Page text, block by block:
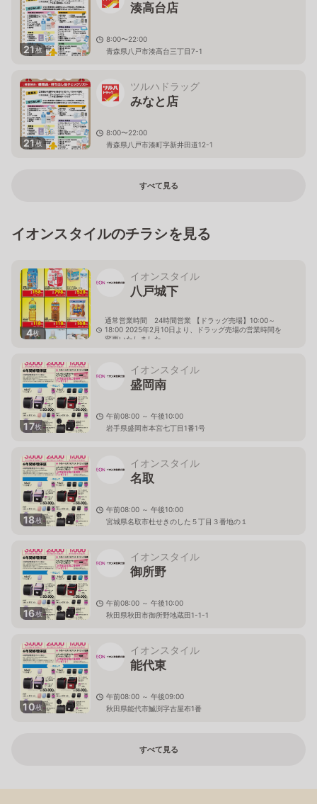
21枚
湊高台店
8:00〜22:00
青森県八戸市湊高台三丁目7-1
21枚
ツルハドラッグ
みなと店
8:00〜22:00
青森県八戸市湊町字新井田道12-1
すべて見る
イオンスタイルのチラシを見る
4枚
イオンスタイル
八戸城下
通常営業時間 24時間営業 【ドラッグ売場】10:00～
18:00 2025年2月10日より、ドラッグ売場の営業時間を
変更いたしました。
17枚
イオンスタイル
盛岡南
午前08:00 ～ 午後10:00
岩手県盛岡市本宮七丁目1番1号
18枚
イオンスタイル
名取
午前08:00 ～ 午後10:00
宮城県名取市杜せきのした５丁目３番地の１
16枚
イオンスタイル
御所野
午前08:00 ～ 午後10:00
秋田県秋田市御所野地蔵田1-1-1
10枚
イオンスタイル
能代東
午前08:00 ～ 午後09:00
秋田県能代市鰄渕字古屋布1番
すべて見る